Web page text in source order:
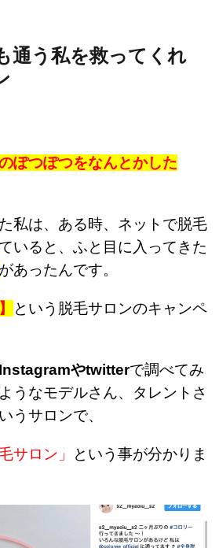
通う私を救ってくれ
ぽつぽつをなんとかした
私は、ある時、ネットで脱毛
いると、ふと目に入ってきた
があったんです。
という脱毛サロンのキャンペ
Instagramやtwitterで調べてみ
うなモデルさん、タレントさ
うサロンで、
サロン」
という事が分かりま